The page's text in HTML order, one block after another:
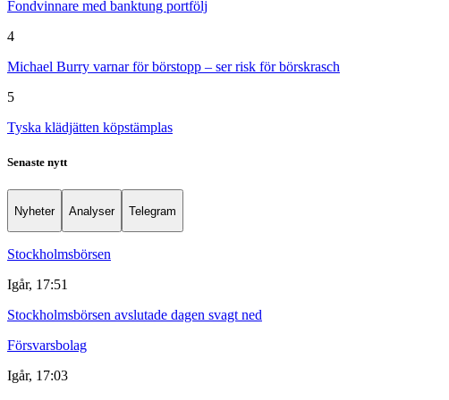
Fondvinnare med banktung portfölj
4
Michael Burry varnar för börstopp – ser risk för börskrasch
5
Tyska klädjätten köpstämplas
Senaste nytt
Nyheter Analyser Telegram
Stockholmsbörsen
Igår, 17:51
Stockholmsbörsen avslutade dagen svagt ned
Försvarsbolag
Igår, 17:03